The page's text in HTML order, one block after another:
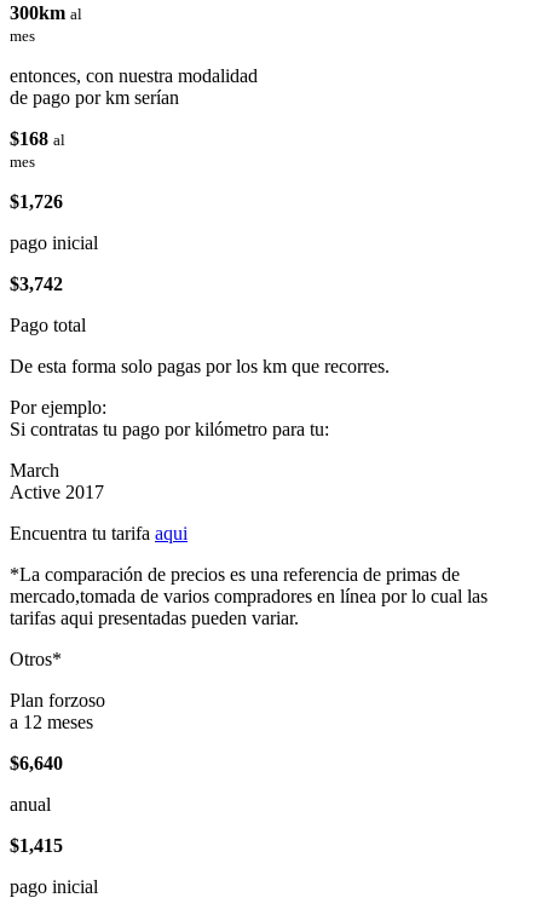
300km al
mes
entonces, con nuestra modalidad
de pago por km serían
$168 al
mes
$1,726
pago inicial
$3,742
Pago total
De esta forma solo pagas por los km que recorres.
Por ejemplo:
Si contratas tu pago por kilómetro para tu:
March
Active 2017
Encuentra tu tarifa aqui
*La comparación de precios es una referencia de primas de
mercado,tomada de varios compradores en línea por lo cual las
tarifas aqui presentadas pueden variar.
Otros*
Plan forzoso
a 12 meses
$6,640
anual
$1,415
pago inicial